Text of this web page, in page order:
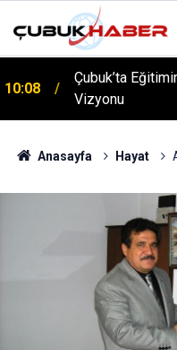
12:06
ÇUBUK’TA
Gönüllerince
Anasayfa Hayat